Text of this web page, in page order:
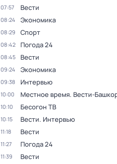
07:57 Вести
08:24 Экономика
08:29 Спорт
08:42 Погода 24
08:45 Вести
09:24 Экономика
09:38 Интервью
10:00 Местное время. Вести-
10:10 Бесогон ТВ
10:15 Вести. Интервью
11:18 Вести
11:27 Погода 24
11:39 Вести